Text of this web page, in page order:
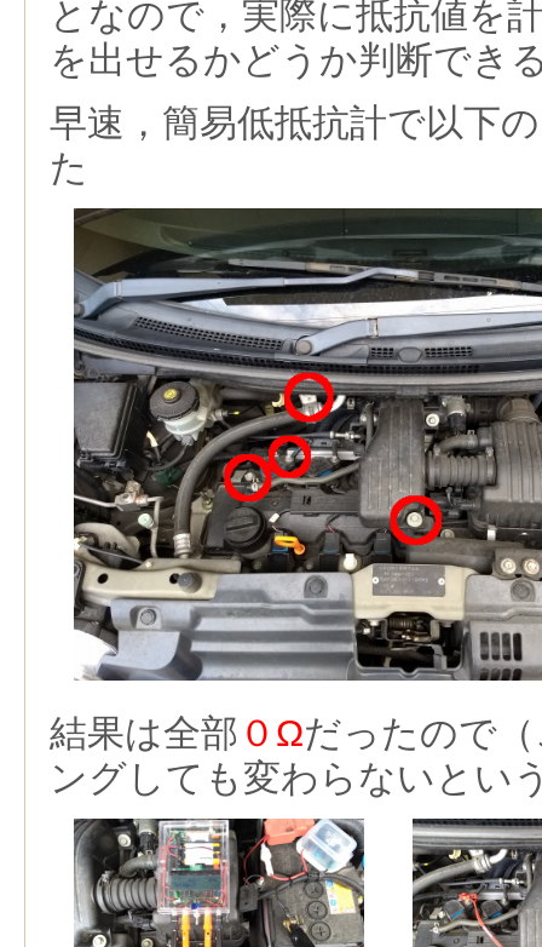
となので，実際に抵抗値を
を出せるかどうか判断でき
早速，簡易低抵抗計で以下
た
結果は全部 ０Ωだったので
ングしても変わらないとい